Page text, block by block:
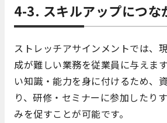
4-3. スキルアップにつな
ストレッチアサインメントでは、
成が難しい業務を従業員に与えま
い知識・能力を身に付けるため、
り、研修・セミナーに参加したり
みを促すことが可能です。